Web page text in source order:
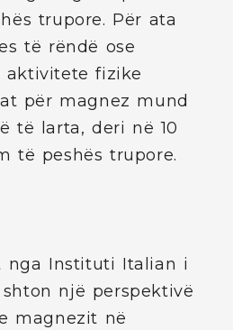
trupore. Për ata
të rëndë ose
aktivitete fizike
për magnez mund
të larta, deri në 10
të peshës trupore.
nga Instituti Italian i
një perspektivë
magnezit në